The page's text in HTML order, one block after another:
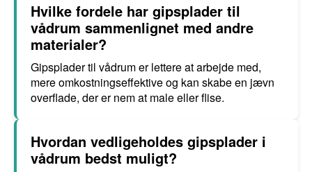
Hvilke fordele har gipsplader til
vådrum sammenlignet med andre
materialer?
Gipsplader til vådrum er lettere at arbejde med,
mere omkostningseffektive og kan skabe en jævn
overflade, der er nem at male eller flise.
Hvordan vedligeholdes gipsplader i
vådrum bedst muligt?